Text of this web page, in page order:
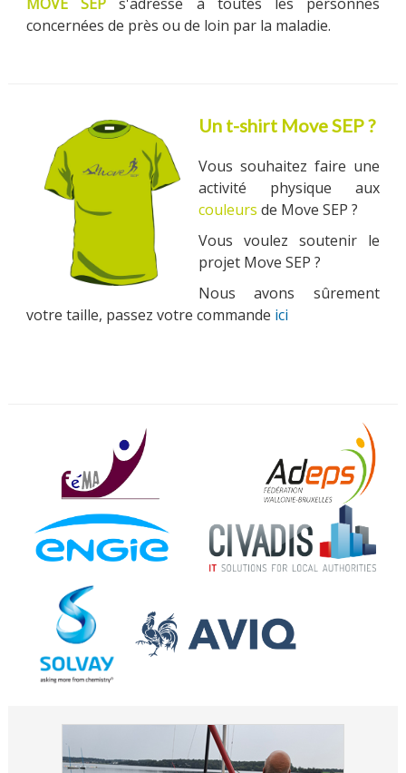
concernées de près ou de loin par la maladie.
Un t-shirt Move SEP ?
Vous souhaitez faire une
activité physique aux
couleurs de Move SEP ?
Vous voulez soutenir le
projet Move SEP ?
Nous avons sûrement
votre taille, passez votre commande ici